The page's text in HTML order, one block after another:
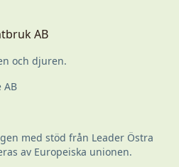
AB
och djuren.
AB
med stöd från Leader Östra
av Europeiska unionen.